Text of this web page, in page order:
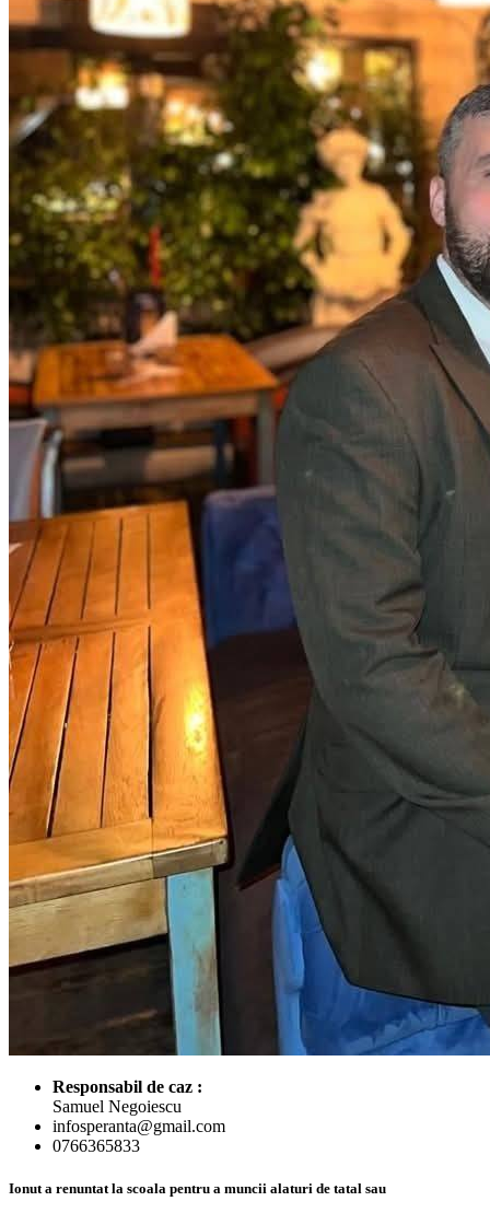
Responsabil de caz :
Samuel Negoiescu
infosperanta@gmail.com
0766365833
Ionut a renuntat la scoala pentru a muncii alaturi de tatal sau